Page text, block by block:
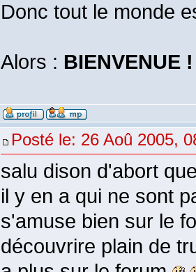
Donc tout le monde
Alors : BIENVENUE !
Posté le: 26 Aoû 2005,
salu dison d'abort
il y en a qui ne sont
s'amuse bien sur le
découvrire plain de